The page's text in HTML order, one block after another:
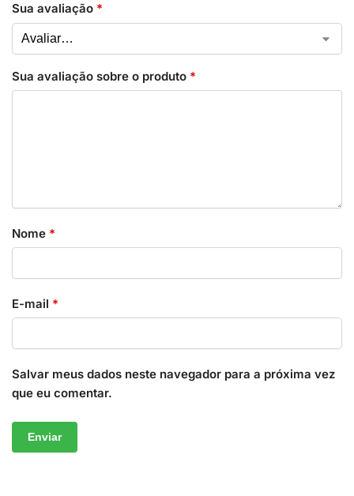
Sua avaliação *
Sua avaliação sobre o produto *
Nome *
E-mail *
Salvar meus dados neste navegador para a próxima vez
que eu comentar.